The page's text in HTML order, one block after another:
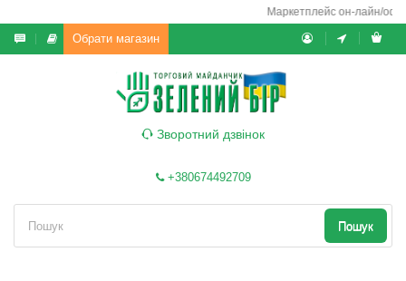
Маркетплейс он-лайн/офф-
Обрати магазин
Зворотний дзвінок
+380674492709
Пошук